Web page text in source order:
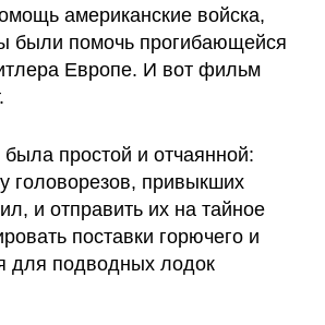
американские войска,
были помочь прогибающейся
Европе. И вот фильм
простой и отчаянной:
головорезов, привыкших
и отправить их на тайное
поставки горючего и
для подводных лодок